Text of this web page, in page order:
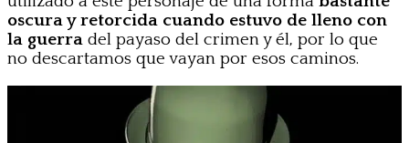
oscura y retorcida cuando estuvo de lleno con
la guerra del payaso del crimen y él, por lo que
no descartamos que vayan por esos caminos.